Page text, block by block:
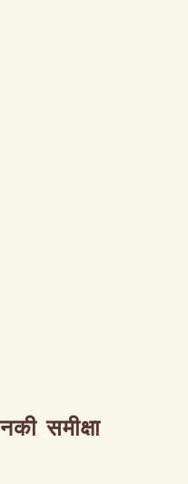
समीक्षा